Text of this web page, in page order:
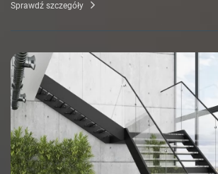
Sprawdź szczegóły